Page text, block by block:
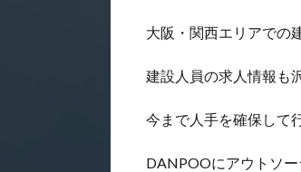
大阪・関西エリアでの
建設人員の求人情報も
今まで人手を確保して
DANPOOにアウトソー